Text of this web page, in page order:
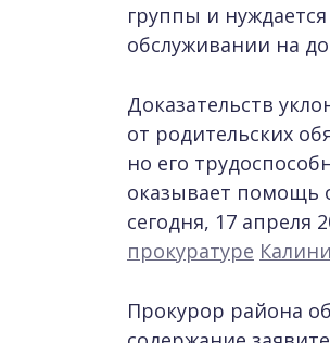
группы и
обслуживании на
Доказательств
от родительских
но его
оказывает помощь
сегодня, 17 апреля
прокуратуре
Прокурор района